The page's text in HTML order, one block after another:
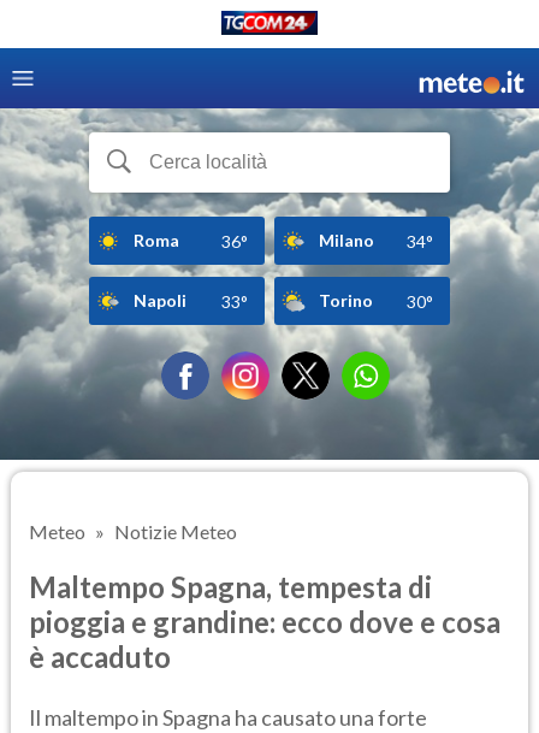
Roma 36° Milano 34°
Napoli 33° Torino 30°
Meteo Notizie Meteo
Maltempo Spagna, tempesta di
pioggia e grandine: ecco dove e cosa
è accaduto
Il maltempo in Spagna ha causato una forte